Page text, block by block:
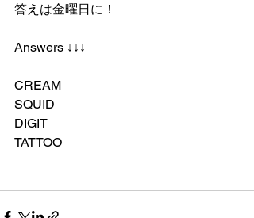
答えは金曜日に！
Answers ↓↓↓
CREAM
SQUID
DIGIT
TATTOO